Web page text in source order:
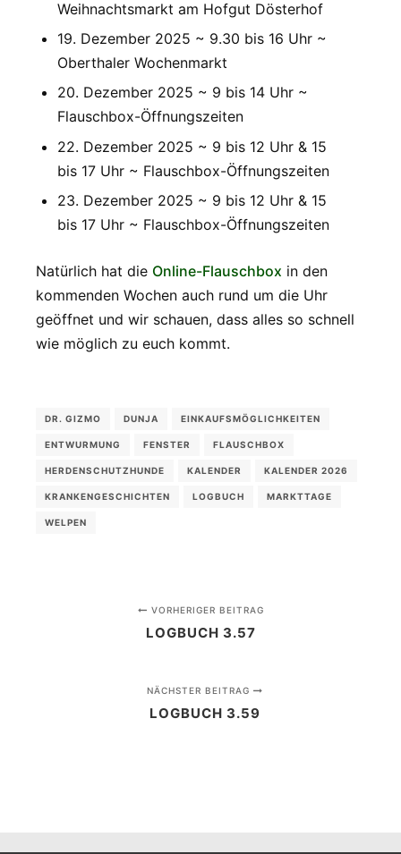
Weihnachtsmarkt am Hofgut Dösterhof
19. Dezember 2025 ~ 9.30 bis 16 Uhr ~
Oberthaler Wochenmarkt
20. Dezember 2025 ~ 9 bis 14 Uhr ~
Flauschbox-Öffnungszeiten
22. Dezember 2025 ~ 9 bis 12 Uhr & 15
bis 17 Uhr ~ Flauschbox-Öffnungszeiten
23. Dezember 2025 ~ 9 bis 12 Uhr & 15
bis 17 Uhr ~ Flauschbox-Öffnungszeiten
Natürlich hat die Online-Flauschbox in den
kommenden Wochen auch rund um die Uhr
geöffnet und wir schauen, dass alles so schnell
wie möglich zu euch kommt.
DR. GIZMO DUNJA EINKAUFSMÖGLICHKEITEN
ENTWURMUNG FENSTER FLAUSCHBOX
HERDENSCHUTZHUNDE KALENDER KALENDER 2026
KRANKENGESCHICHTEN LOGBUCH MARKTTAGE
WELPEN
VORHERIGER BEITRAG
LOGBUCH 3.57
NÄCHSTER BEITRAG
LOGBUCH 3.59